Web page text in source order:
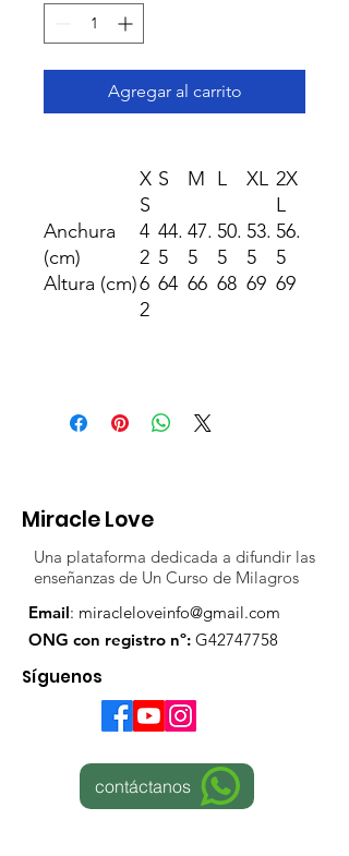
Agregar al carrito
X
S
S M L XL 2X
L
Anchura
(cm)
4
2
44.
5
47.
5
50.
5
53.
5
56.
5
Altura (cm)6
2
64 66 68 69 69
Miracle Love
Una plataforma dedicada a difundir las
enseñanzas de Un Curso de Milagros
Email: miracleloveinfo@gmail.com
ONG con registro nº: G42747758
Síguenos
contáctanos